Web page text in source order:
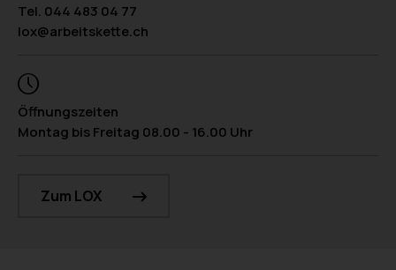
Tel. 044 483 04 77
lox@arbeitskette.ch
Öffnungszeiten
Montag bis Freitag 08.00 - 16.00 Uhr
Zum LOX